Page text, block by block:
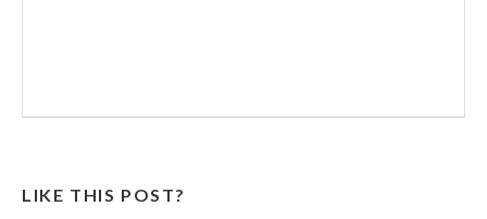
LIKE THIS POST?